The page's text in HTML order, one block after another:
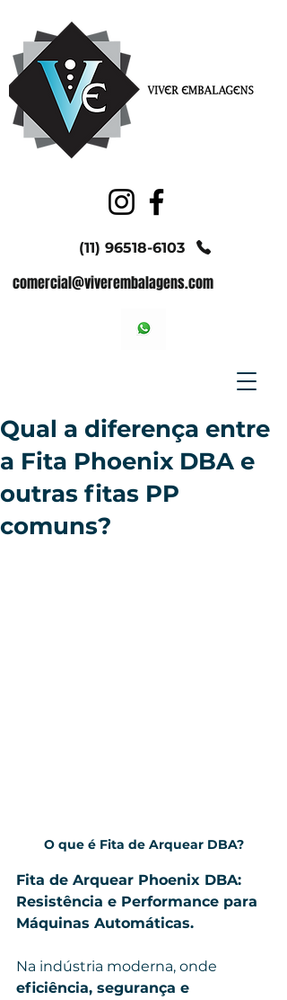
(11) 96518-6103
comercial@viverembalagens.com
Qual a diferença entre
a Fita Phoenix DBA e
outras fitas PP
comuns?
O que é Fita de Arquear DBA?
Fita de Arquear Phoenix DBA:
Resistência e Performance para
Máquinas Automáticas.
Na indústria moderna, onde
eficiência, segurança e